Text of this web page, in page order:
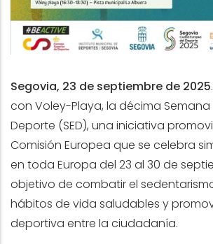
Segovia, 23 de septiembre de 2025
con Voley-Playa, la décima Semana
Deporte (SED), una iniciativa
Comisión Europea que se celebra
en toda Europa del 23 al 30 de
objetivo de combatir el
hábitos de vida saludables y
deportiva entre la ciudadanía.